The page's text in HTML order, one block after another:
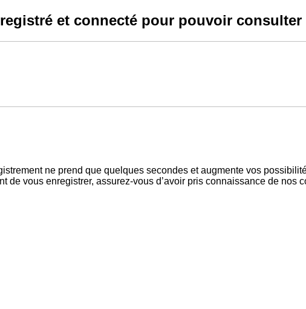
et connecté pour pouvoir
ne prend que quelques secondes et augmente vos
de vous enregistrer, assurez-vous d’avoir pris connaissance de nos